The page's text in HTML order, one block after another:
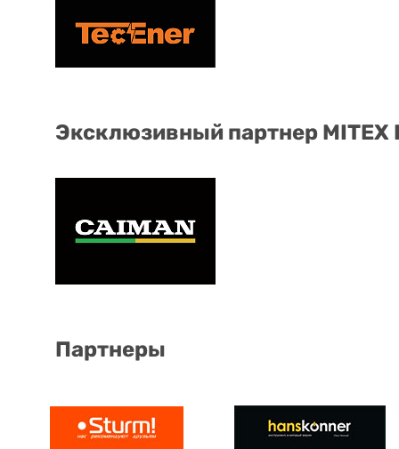
Эксклюзивный партнер
Партнеры